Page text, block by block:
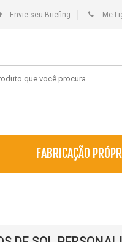
Envie seu Briefing Me
FABRICAÇÃO